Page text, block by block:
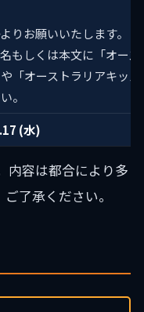
りお願いいたします。
もしくは本文に「オー
「オーストラリアキッ
。
(水)
内容は都合により多
了承ください。